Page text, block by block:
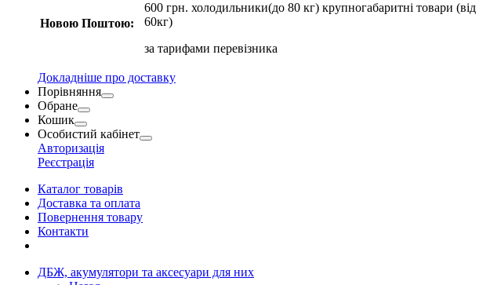
Новою Поштою:
600 грн. холодильники(до 80 кг) крупногабаритні товари (від
60кг)
за тарифами перевізника
Докладніше про доставку
Порівняння
Обране
Кошик
Особистий кабінет
Авторизація
Реєстрація
Каталог товарів
Доставка та оплата
Повернення товару
Контакти
ДБЖ, акумулятори та аксесуари для них